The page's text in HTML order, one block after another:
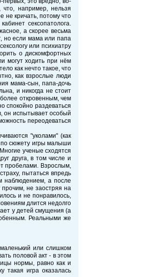
например, нельзя
не кричать, потому что
сексопатолога.
а скорее весьма
но если мама или папа
или психиатру
о дискомфортных
могут ходить при нём
как нечто такое, что
как взрослые люди
мама-сын, папа-дочь
и никогда не стоит
откровенным, чем
спокойно раздеваться
он испытывает особый
переодеваться
"уколами" (как
сюжету игры малыши
ученые сходятся
друга, в том числе и
пробелами. Взрослым,
пытаться впредь
наблюдением, а после
не заостряя на
и не понравилось,
длится недолго
у детей смущения (а
Реальными же
или слишком
половой акт - в этом
нормы, равно как и
такая игра оказалась